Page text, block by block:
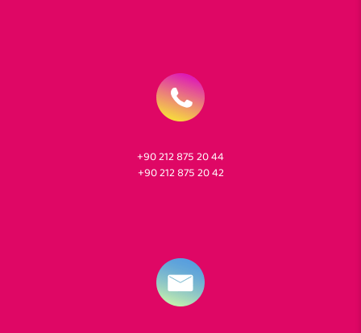
+90 212 875 20 44
+90 212 875 20 42